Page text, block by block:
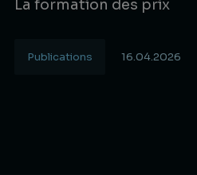
La formation des prix
Publications 16.04.2026